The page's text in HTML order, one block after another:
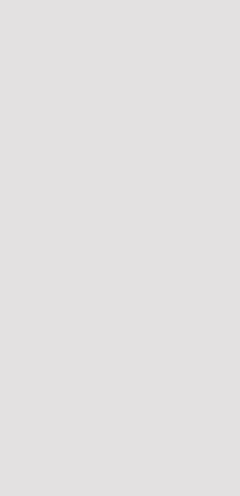
d’une base déportée pour
pour l’optimisation
la captation et le monitoring
de ses futurs chantiers. En
d’un ESAT local afin
cadences de production sur
digitalisation et du
a été à l’écoute de nos
C’est une
mais véritablement
a adapté son offre
valeur ajoutée et leur
particulièrement bienvenue à
main d’œuvre notable. La
des opérations, la
mutualisation des moyens